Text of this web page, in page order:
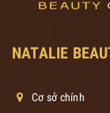
NATALIE
Cơ sở chính